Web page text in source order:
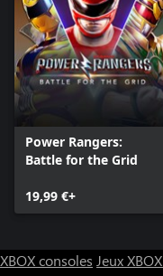
Power Rangers:
Battle for the Grid
19,99 €+
XBOX consoles Jeux XBOX